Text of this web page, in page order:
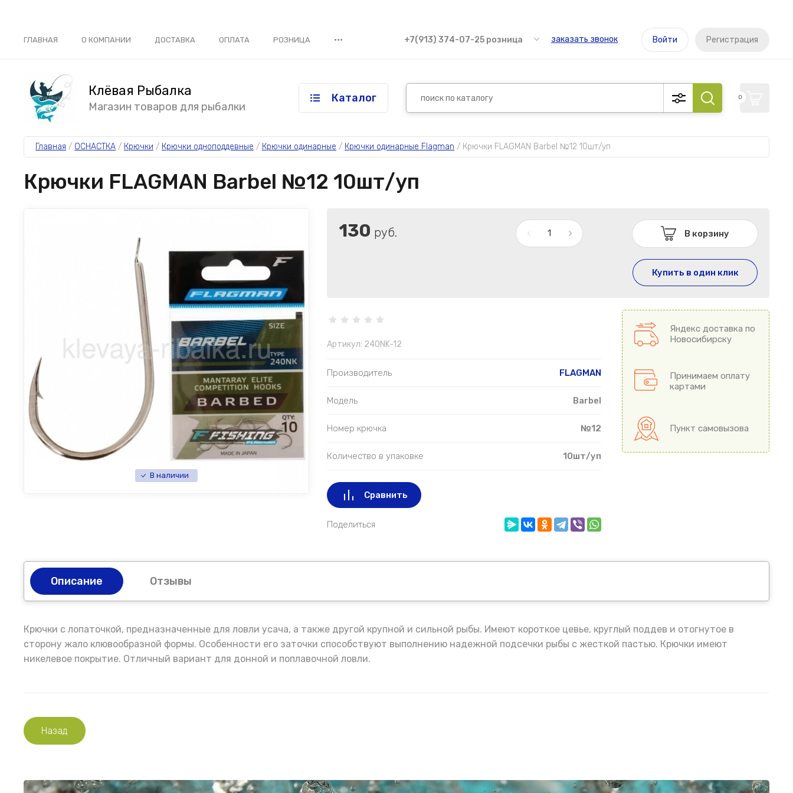
ГЛАВНАЯ О КОМПАНИИ ДОСТАВКА ОПЛАТА РОЗНИЦА ••• +7(913) 374-07-25 розница заказать звонок Войти Регистрация
Клёвая Рыбалка
Магазин товаров для рыбалки
Каталог 0
Главная / ОСНАСТКА / Крючки / Крючки одноподдевные / Крючки одинарные / Крючки одинарные Flagman / Крючки FLAGMAN Barbel №12 10шт/уп
Крючки FLAGMAN Barbel №12 10шт/уп
В наличии
130 руб. В корзину
Купить в один клик
Артикул: 240NK-12
Производитель FLAGMAN
Модель Barbel
Номер крючка №12
Количество в упаковке 10шт/уп
Сравнить
Поделиться
Яндекс доставка по
Новосибирску
Принимаем оплату
картами
Пункт самовызова
Описание Отзывы
Крючки с лопаточкой, предназначенные для ловли усача, а также другой крупной и сильной рыбы. Имеют короткое цевье, круглый поддев и отогнутое в
сторону жало клювообразной формы. Особенности его заточки способствуют выполнению надежной подсечки рыбы с жесткой пастью. Крючки имеют
никелевое покрытие. Отличный вариант для донной и поплавочной ловли.
Назад